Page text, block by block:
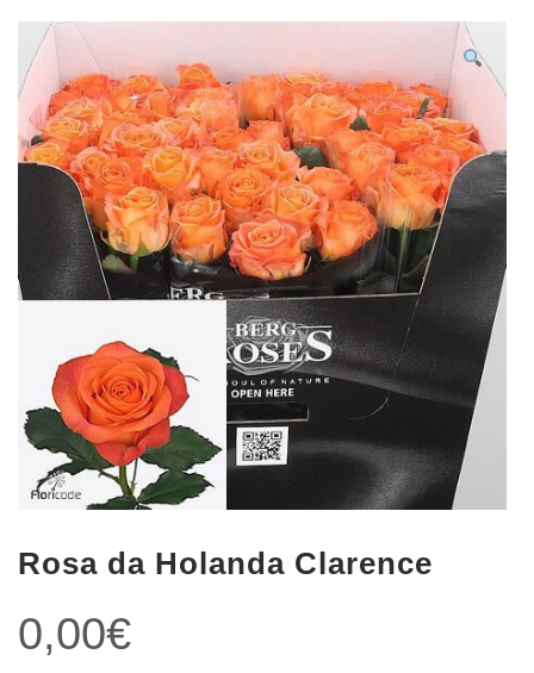
Rosa da Holanda Clarence
0,00€